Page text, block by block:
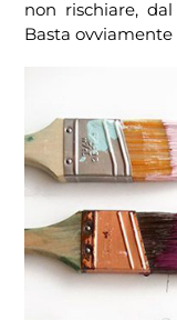
non rischiare,
Basta